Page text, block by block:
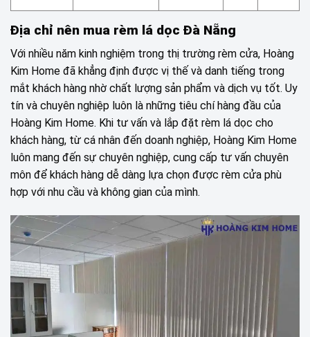
Địa chỉ nên mua rèm lá dọc Đà Nẵng
Với nhiều năm kinh nghiệm trong thị trường rèm cửa, Hoàng
Kim Home đã khẳng định được vị thế và danh tiếng trong
mắt khách hàng nhờ chất lượng sản phẩm và dịch vụ tốt. Uy
tín và chuyên nghiệp luôn là những tiêu chí hàng đầu của
Hoàng Kim Home. Khi tư vấn và lắp đặt rèm lá dọc cho
khách hàng, từ cá nhân đến doanh nghiệp, Hoàng Kim Home
luôn mang đến sự chuyên nghiệp, cung cấp tư vấn chuyên
môn để khách hàng dễ dàng lựa chọn được rèm cửa phù
hợp với nhu cầu và không gian của mình.